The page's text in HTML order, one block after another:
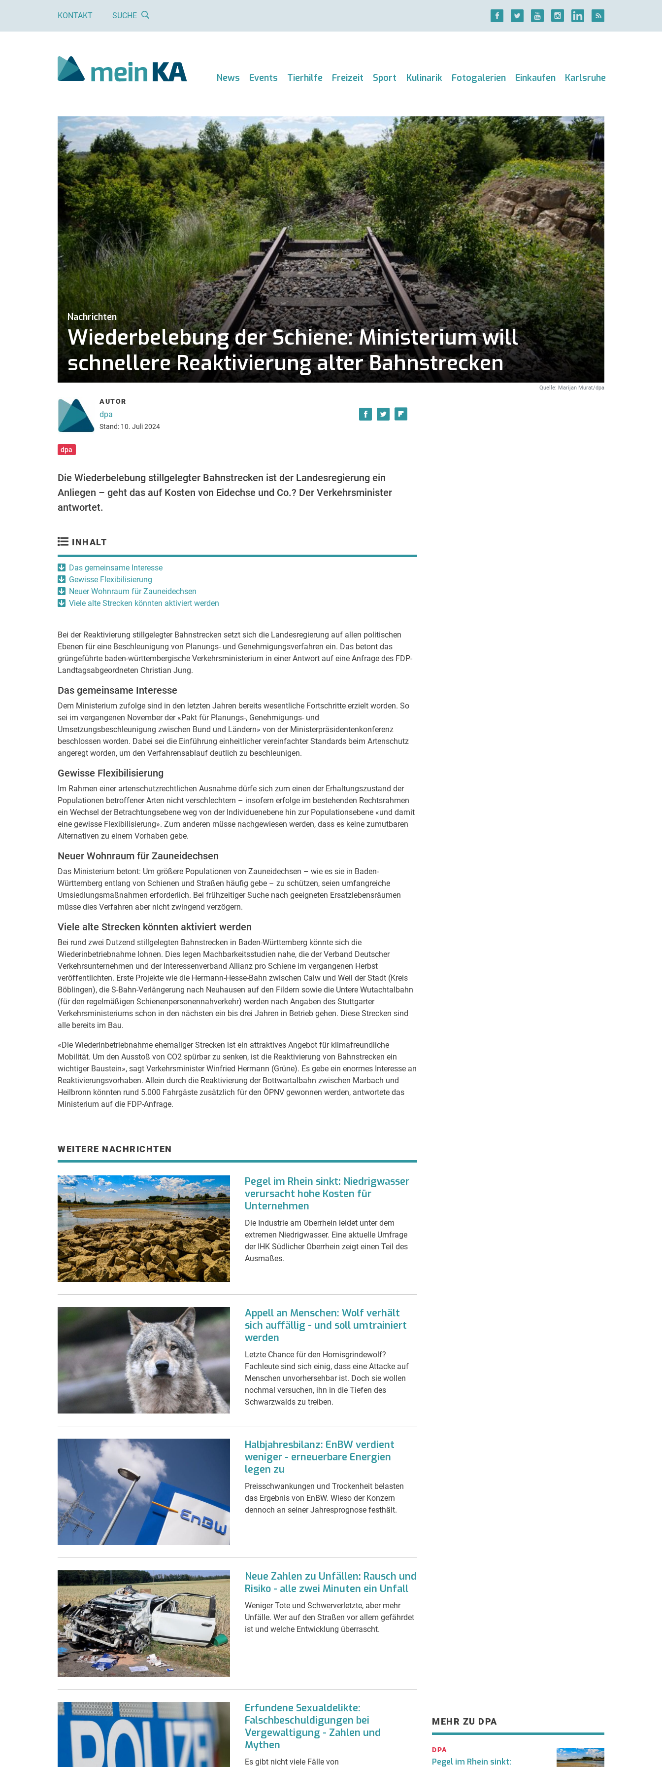
KONTAKT SUCHE
News Events Tierhilfe Freizeit Sport Kulinarik Fotogalerien Einkaufen Karlsruhe
Nachrichten
Wiederbelebung der Schiene: Ministerium will
schnellere Reaktivierung alter Bahnstrecken
Quelle: Marijan Murat/dpa
AUTOR
dpa
Stand: 10. Juli 2024
dpa
Die Wiederbelebung stillgelegter Bahnstrecken ist der Landesregierung ein
Anliegen – geht das auf Kosten von Eidechse und Co.? Der Verkehrsminister
antwortet.
INHALT
Das gemeinsame Interesse
Gewisse Flexibilisierung
Neuer Wohnraum für Zauneidechsen
Viele alte Strecken könnten aktiviert werden
Bei der Reaktivierung stillgelegter Bahnstrecken setzt sich die Landesregierung auf allen politischen
Ebenen für eine Beschleunigung von Planungs- und Genehmigungsverfahren ein. Das betont das
grüngeführte baden-württembergische Verkehrsministerium in einer Antwort auf eine Anfrage des FDP-
Landtagsabgeordneten Christian Jung.
Das gemeinsame Interesse
Dem Ministerium zufolge sind in den letzten Jahren bereits wesentliche Fortschritte erzielt worden. So
sei im vergangenen November der «Pakt für Planungs-, Genehmigungs- und
Umsetzungsbeschleunigung zwischen Bund und Ländern» von der Ministerpräsidentenkonferenz
beschlossen worden. Dabei sei die Einführung einheitlicher vereinfachter Standards beim Artenschutz
angeregt worden, um den Verfahrensablauf deutlich zu beschleunigen.
Gewisse Flexibilisierung
Im Rahmen einer artenschutzrechtlichen Ausnahme dürfe sich zum einen der Erhaltungszustand der
Populationen betroffener Arten nicht verschlechtern – insofern erfolge im bestehenden Rechtsrahmen
ein Wechsel der Betrachtungsebene weg von der Individuenebene hin zur Populationsebene «und damit
eine gewisse Flexibilisierung». Zum anderen müsse nachgewiesen werden, dass es keine zumutbaren
Alternativen zu einem Vorhaben gebe.
Neuer Wohnraum für Zauneidechsen
Das Ministerium betont: Um größere Populationen von Zauneidechsen – wie es sie in Baden-
Württemberg entlang von Schienen und Straßen häufig gebe – zu schützen, seien umfangreiche
Umsiedlungsmaßnahmen erforderlich. Bei frühzeitiger Suche nach geeigneten Ersatzlebensräumen
müsse dies Verfahren aber nicht zwingend verzögern.
Viele alte Strecken könnten aktiviert werden
Bei rund zwei Dutzend stillgelegten Bahnstrecken in Baden-Württemberg könnte sich die
Wiederinbetriebnahme lohnen. Dies legen Machbarkeitsstudien nahe, die der Verband Deutscher
Verkehrsunternehmen und der Interessenverband Allianz pro Schiene im vergangenen Herbst
veröffentlichten. Erste Projekte wie die Hermann-Hesse-Bahn zwischen Calw und Weil der Stadt (Kreis
Böblingen), die S-Bahn-Verlängerung nach Neuhausen auf den Fildern sowie die Untere Wutachtalbahn
(für den regelmäßigen Schienenpersonennahverkehr) werden nach Angaben des Stuttgarter
Verkehrsministeriums schon in den nächsten ein bis drei Jahren in Betrieb gehen. Diese Strecken sind
alle bereits im Bau.
«Die Wiederinbetriebnahme ehemaliger Strecken ist ein attraktives Angebot für klimafreundliche
Mobilität. Um den Ausstoß von CO2 spürbar zu senken, ist die Reaktivierung von Bahnstrecken ein
wichtiger Baustein», sagt Verkehrsminister Winfried Hermann (Grüne). Es gebe ein enormes Interesse an
Reaktivierungsvorhaben. Allein durch die Reaktivierung der Bottwartalbahn zwischen Marbach und
Heilbronn könnten rund 5.000 Fahrgäste zusätzlich für den ÖPNV gewonnen werden, antwortete das
Ministerium auf die FDP-Anfrage.
WEITERE NACHRICHTEN
Pegel im Rhein sinkt: Niedrigwasser
verursacht hohe Kosten für
Unternehmen
Die Industrie am Oberrhein leidet unter dem
extremen Niedrigwasser. Eine aktuelle Umfrage
der IHK Südlicher Oberrhein zeigt einen Teil des
Ausmaßes.
Appell an Menschen: Wolf verhält
sich auffällig - und soll umtrainiert
werden
Letzte Chance für den Hornisgrindewolf?
Fachleute sind sich einig, dass eine Attacke auf
Menschen unvorhersehbar ist. Doch sie wollen
nochmal versuchen, ihn in die Tiefen des
Schwarzwalds zu treiben.
Halbjahresbilanz: EnBW verdient
weniger - erneuerbare Energien
legen zu
Preisschwankungen und Trockenheit belasten
das Ergebnis von EnBW. Wieso der Konzern
dennoch an seiner Jahresprognose festhält.
Neue Zahlen zu Unfällen: Rausch und
Risiko - alle zwei Minuten ein Unfall
Weniger Tote und Schwerverletzte, aber mehr
Unfälle. Wer auf den Straßen vor allem gefährdet
ist und welche Entwicklung überrascht.
Erfundene Sexualdelikte:
Falschbeschuldigungen bei
Vergewaltigung - Zahlen und
Mythen
Es gibt nicht viele Fälle von
MEHR ZU DPA
DPA
Pegel im Rhein sinkt: